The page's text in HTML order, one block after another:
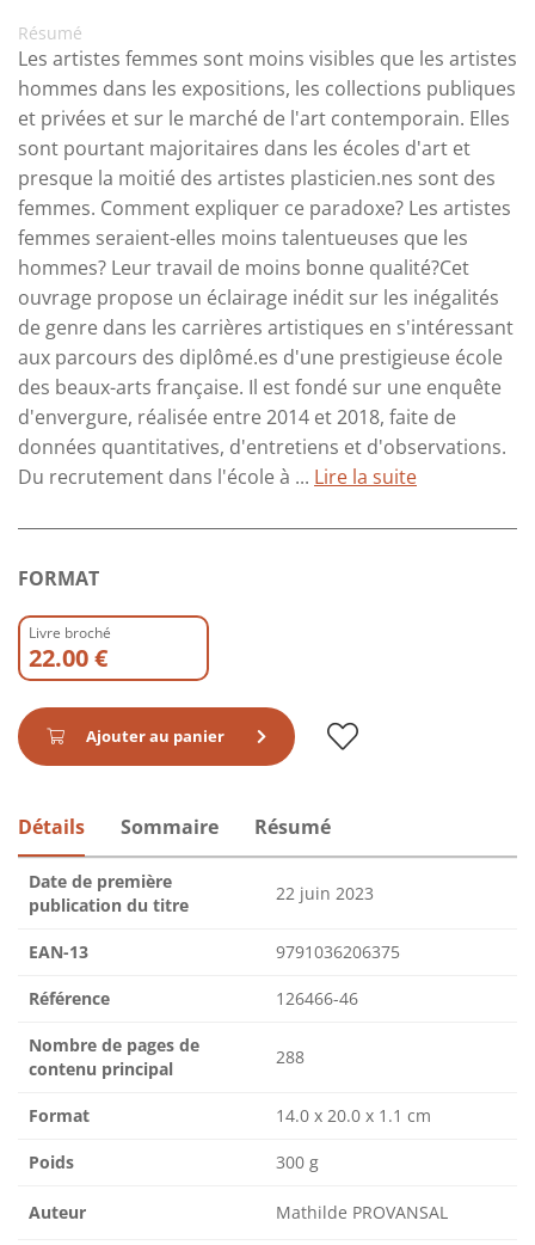
Résumé
Les artistes femmes sont moins visibles que les artistes
hommes dans les expositions, les collections publiques
et privées et sur le marché de l'art contemporain. Elles
sont pourtant majoritaires dans les écoles d'art et
presque la moitié des artistes plasticien.nes sont des
femmes. Comment expliquer ce paradoxe? Les artistes
femmes seraient-elles moins talentueuses que les
hommes? Leur travail de moins bonne qualité?Cet
ouvrage propose un éclairage inédit sur les inégalités
de genre dans les carrières artistiques en s'intéressant
aux parcours des diplômé.es d'une prestigieuse école
des beaux-arts française. Il est fondé sur une enquête
d'envergure, réalisée entre 2014 et 2018, faite de
données quantitatives, d'entretiens et d'observations.
Du recrutement dans l'école à ... Lire la suite
FORMAT
Livre broché
22.00 €
Ajouter au panier
Détails Sommaire Résumé
Date de première
publication du titre
22 juin 2023
EAN-13 9791036206375
Référence 126466-46
Nombre de pages de
contenu principal
288
Format 14.0 x 20.0 x 1.1 cm
Poids 300 g
Auteur Mathilde PROVANSAL